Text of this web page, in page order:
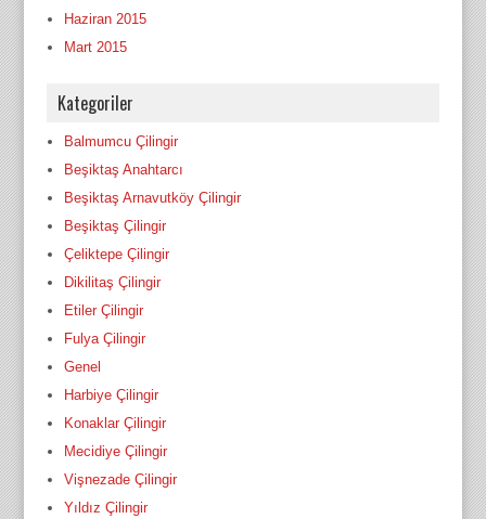
Haziran 2015
Mart 2015
Kategoriler
Balmumcu Çilingir
Beşiktaş Anahtarcı
Beşiktaş Arnavutköy Çilingir
Beşiktaş Çilingir
Çeliktepe Çilingir
Dikilitaş Çilingir
Etiler Çilingir
Fulya Çilingir
Genel
Harbiye Çilingir
Konaklar Çilingir
Mecidiye Çilingir
Vişnezade Çilingir
Yıldız Çilingir